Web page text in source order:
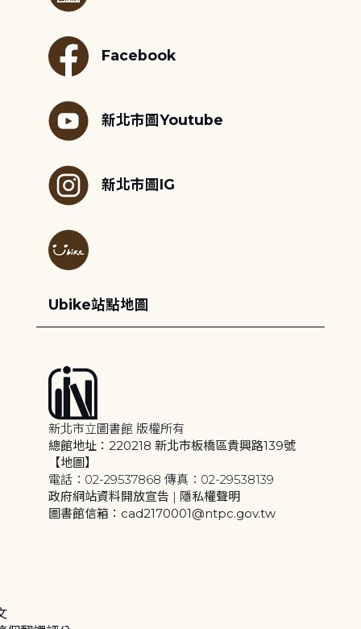
Facebook
新北市圖Youtube
新北市圖IG
Ubike站點地圖
新北市立圖書館 版權所有
總館地址：220218 新北市板橋區貴興路139號
【地圖】
電話：02-29537868 傳真：02-29538139
政府網站資料開放宣告 | 隱私權聲明
圖書館信箱：cad2170001@ntpc.gov.tw